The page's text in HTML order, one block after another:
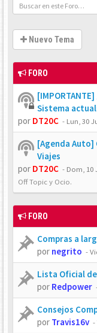
Nuevo Tema
FORO
Sistema
por DT20C - Lun, 30
[Agenda Auto]
Viajes
por DT20C - Dom, 10
Off Topic y Ocio.
FORO
Compras a
por negrito -
Lista Oficial
por Redpower
Consejos
por Travis16v -